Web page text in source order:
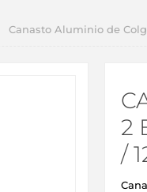
Canasto Aluminio de
2
/